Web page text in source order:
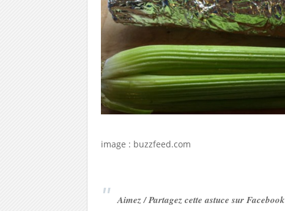
image : buzzfeed.com
Aimez / Partagez cette astuce sur Facebook